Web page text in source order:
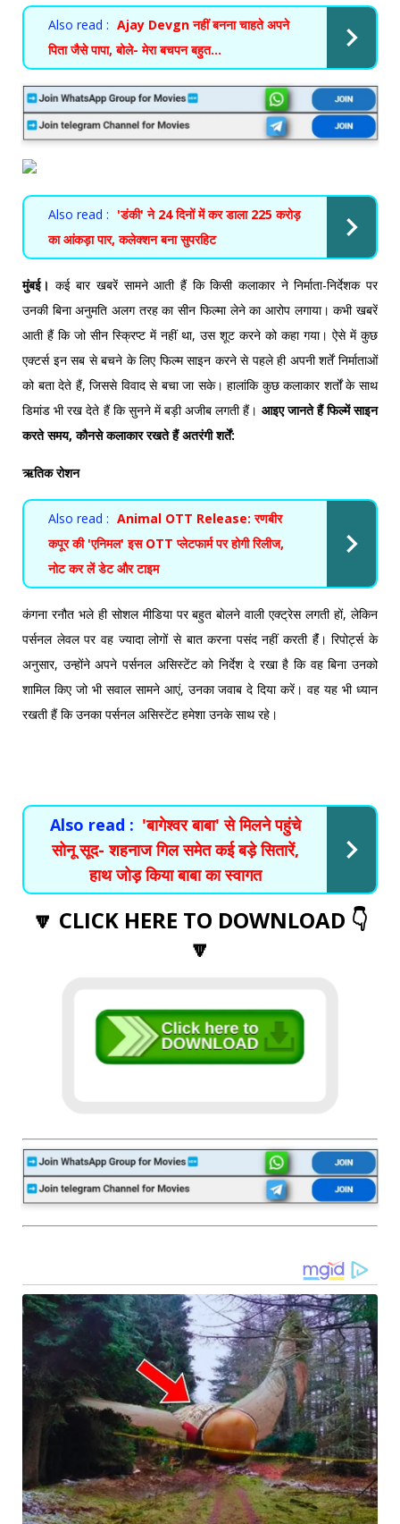
Also read : Ajay Devgn नहीं बनना चाहते अपने
पिता जैसे पापा, बोले- मेरा बचपन बहुत...
Also read : 'डंकी' ने 24 दिनों में कर डाला 225 करोड़
का आंकड़ा पार, कलेक्शन बना सुपरहिट
मुंबई। कई बार खबरें सामने आती हैं कि किसी कलाकार ने निर्माता-निर्देशक पर
उनकी बिना अनुमति अलग तरह का सीन फिल्मा लेने का आरोप लगाया। कभी खबरें
आती हैं कि जो सीन स्क्रिप्ट में नहीं था, उस शूट करने को कहा गया। ऐसे में कुछ
एक्टर्स इन सब से बचने के लिए फिल्म साइन करने से पहले ही अपनी शर्तें निर्माताओं
को बता देते हैं, जिससे विवाद से बचा जा सके। हालांकि कुछ कलाकार शर्तों के साथ
डिमांड भी रख देते हैं कि सुनने में बड़ी अजीब लगती हैं। आइए जानते हैं फिल्में साइन
करते समय, कौनसे कलाकार रखते हैं अतरंगी शर्तें:
ऋतिक रोशन
Also read : Animal OTT Release: रणबीर
कपूर की 'एनिमल' इस OTT प्लेटफार्म पर होगी रिलीज,
नोट कर लें डेट और टाइम
कंगना रनौत भले ही सोशल मीडिया पर बहुत बोलने वाली एक्ट्रेस लगती हों, लेकिन
पर्सनल लेवल पर वह ज्यादा लोगों से बात करना पसंद नहीं करती हैंं। रिपोर्ट्स के
अनुसार, उन्होंने अपने पर्सनल असिस्टेंट को निर्देश दे रखा है कि वह बिना उनको
शामिल किए जो भी सवाल सामने आएं, उनका जवाब दे दिया करें। वह यह भी ध्यान
रखती हैं कि उनका पर्सनल असिस्टेंट हमेशा उनके साथ रहे।
Also read : 'बागेश्वर बाबा' से मिलने पहुंचे
सोनू सूद- शहनाज गिल समेत कई बड़े सितारें,
हाथ जोड़ किया बाबा का स्वागत
🔽 CLICK HERE TO DOWNLOAD 👇
🔽